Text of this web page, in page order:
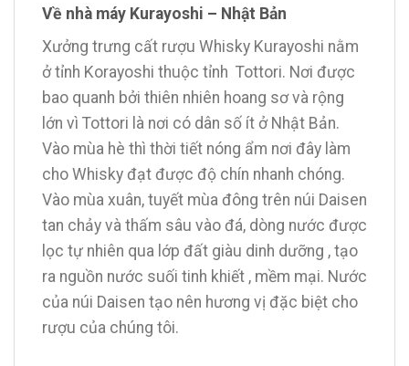
Về nhà máy Kurayoshi – Nhật Bản
Xưởng trưng cất rượu Whisky Kurayoshi nằm
ở tỉnh Korayoshi thuộc tỉnh Tottori. Nơi được
bao quanh bởi thiên nhiên hoang sơ và rộng
lớn vì Tottori là nơi có dân số ít ở Nhật Bản.
Vào mùa hè thì thời tiết nóng ẩm nơi đây làm
cho Whisky đạt được độ chín nhanh chóng.
Vào mùa xuân, tuyết mùa đông trên núi Daisen
tan chảy và thấm sâu vào đá, dòng nước được
lọc tự nhiên qua lớp đất giàu dinh dưỡng , tạo
ra nguồn nước suối tinh khiết , mềm mại. Nước
của núi Daisen tạo nên hương vị đặc biệt cho
rượu của chúng tôi.